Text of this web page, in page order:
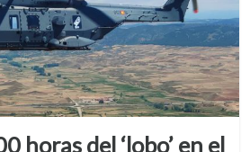
horas del ‘lobo’ en el